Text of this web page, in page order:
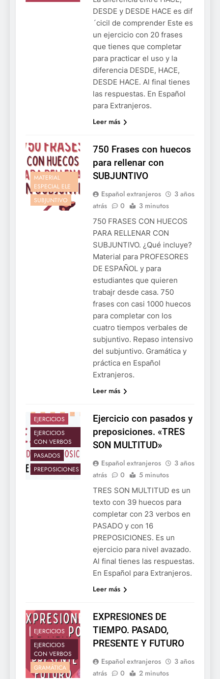
DESDE y DESDE HACE es dif
´cicil de comprender Este es
un ejercicio con 20 frases
que tienes que completar
para practicar el uso y la
diferencia DESDE, HACE,
DESDE HACE. Al final tienes
las respuestas. En Español
para Extranjeros.
Leer más
MATERIAL
ESPECIAL ELE
SUBJUNTIVO
750 Frases con huecos
para rellenar con
SUBJUNTIVO
Español extranjeros
3 años
atrás
0 3 minutos
750 FRASES CON HUECOS
PARA RELLENAR CON
SUBJUNTIVO. ¿Qué incluye?
Material para PROFESORES
DE ESPAÑOL y para
estudiantes que quieren
trabajr desde casa. 750
frases con casi 1000 huecos
para completar con los
cuatro tiempos verbales de
subjuntivo. Repaso intensivo
del subjuntivo. Gramática y
práctica en Español
Extranjeros.
Leer más
EJERCICIOS
EJERCICIOS
CON VERBOS
PASADOS
PREPOSICIONES
Ejercicio con pasados y
preposiciones. «TRES
SON MULTITUD»
Español extranjeros
3 años
atrás
0 5 minutos
TRES SON MULTITUD es un
texto con 39 huecos para
completar con 23 verbos en
PASADO y con 16
PREPOSICIONES. Es un
ejercicio para nivel avazado.
Al final tienes las respuestas.
En Español para Extranjeros.
Leer más
EJERCICIOS
EJERCICIOS
CON VERBOS
GRAMÁTICA
EXPRESIONES DE
TIEMPO. PASADO,
PRESENTE Y FUTURO
Español extranjeros
3 años
atrás
0 2 minutos